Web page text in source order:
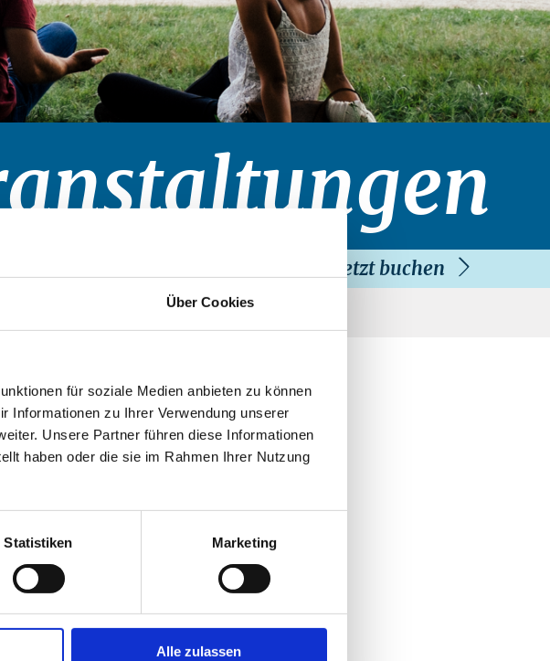
Über Cookies
für soziale Medien anbieten zu können
Informationen zu Ihrer Verwendung unserer
Unsere Partner führen diese Informationen
haben oder die sie im Rahmen Ihrer Nutzung
Statistiken Marketing
Alle zulassen
Jetzt buchen